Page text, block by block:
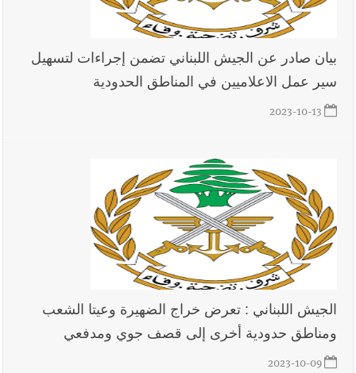
بيان صادر عن الجيش اللبناني تضمن إجراءات لتسهيل
سير عمل الاعلاميين في المناطق الحدودية
2023-10-13
الجيش اللبناني : تعرض خراج الضهيرة وعيتا الشعب
ومناطق حدودية أخرى إلى قصف جوي ومدفعي
2023-10-09